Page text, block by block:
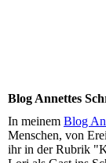
Blog Annettes
In meinem Blog
Menschen, von
ihr in der Rubrik